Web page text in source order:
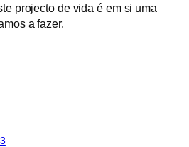
projecto de vida é em si uma
a fazer.